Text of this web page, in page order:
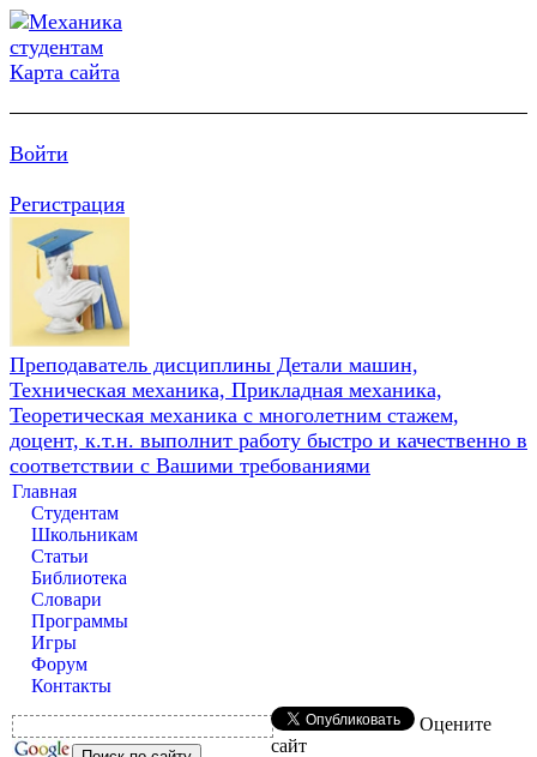
Карта сайта
Войти
Регистрация
Преподаватель дисциплины Детали машин,
Техническая механика, Прикладная механика,
Теоретическая механика с многолетним стажем,
доцент, к.т.н. выполнит работу быстро и качественно в
соответствии с Вашими требованиями
Главная
Студентам
Школьникам
Статьи
Библиотека
Словари
Программы
Игры
Форум
Контакты
Оцените
сайт